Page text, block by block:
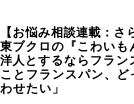
【お悩み相談連載：さ
東ブクロの『こわいも
洋人とするならフラン
ことフランスパン、ど
わせたい」